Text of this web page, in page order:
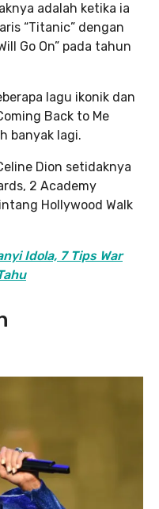
adalah ketika ia
“Titanic” dengan
Go On” pada tahun
lagu ikonik dan
Back to Me
banyak lagi.
Dion setidaknya
2 Academy
Hollywood Walk
Idola, 7 Tips War